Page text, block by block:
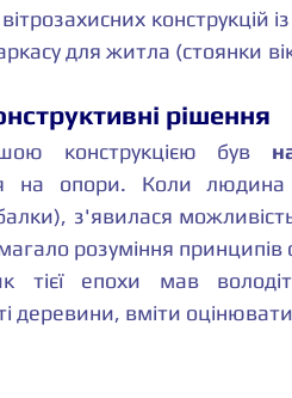
конструкцій
для житла (стоянки
рішення
конструкцією був
на опори. Коли
з'явилася
розуміння принципів
тієї епохи мав
деревини, вміти